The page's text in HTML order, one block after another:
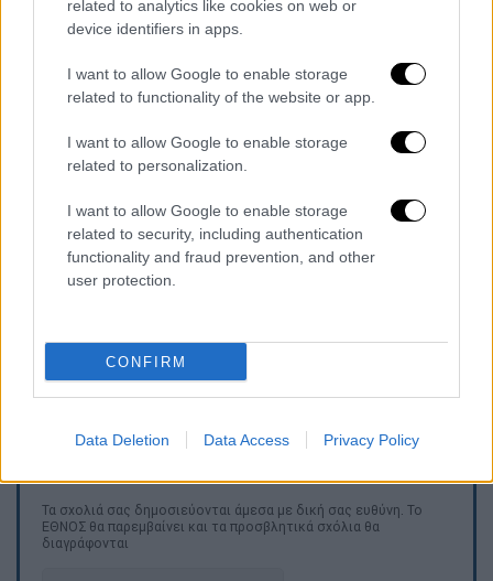
related to analytics like cookies on web or
device identifiers in apps.
I want to allow Google to enable storage
related to functionality of the website or app.
I want to allow Google to enable storage
related to personalization.
I want to allow Google to enable storage
related to security, including authentication
functionality and fraud prevention, and other
user protection.
CONFIRM
Data Deletion Data Access Privacy Policy
Η πολυαναμενόμενη νέα ταινία του Γιώργου
Λάνθιμου «Ιστορίες Καλοσύνης» θα
κυκλοφορήσει πρώτη παγκόσμια στην
Ελλάδα στις30 Μαΐου
Τα σχολιά σας δημοσιεύονται άμεσα με δική σας ευθύνη. Το
ΕΘΝΟΣ θα παρεμβαίνει και τα προσβλητικά σχόλια θα
διαγράφονται